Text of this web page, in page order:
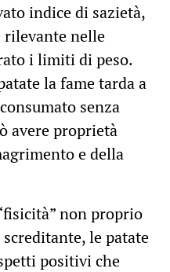
indice di sazietà,
rilevante nelle
i limiti di peso.
la fame tarda a
senza
avere proprietà
e della
non proprio
le patate
positivi che